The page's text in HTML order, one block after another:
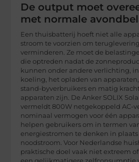
De output moet
met normale
Een thuisbatterij hoeft niet alle
stroom te voorzien om
verminderen. Ze moet de
die optreden nadat de
kunnen onder andere verlichting,
koeling, het opladen van
stand-byverbruikers en matig
apparaten zijn. De Anker SOLIX
vermeldt 800W netgekoppeld AC-
nominaal vermogen voor één
helpen gebruikers om in termen
energiestromen te denken in
noodstroom. Voor Nederlandse
praktische doel vaak niet extreem